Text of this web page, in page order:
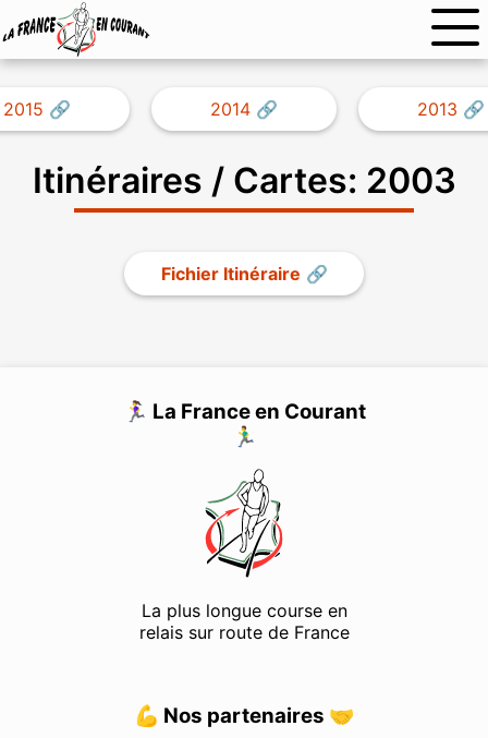
2015 2014 2013
Itinéraires / Cartes: 2003
Fichier Itinéraire
🏃‍♀️ La France en Courant
🏃‍♂️
La plus longue course en
relais sur route de France
💪 Nos partenaires 🤝